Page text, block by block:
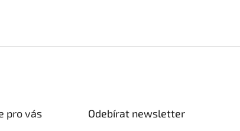
pro vás Odebírat newsletter